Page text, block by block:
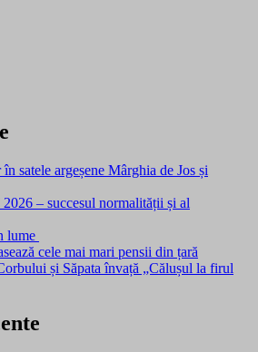
satele argeșene Mârghia de Jos și
– succesul normalității și al
lume
cele mai mari pensii din țară
și Săpata învață „Călușul la firul